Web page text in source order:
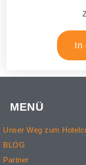
In
MENÜ
Unser Weg zum
BLOG
Partner